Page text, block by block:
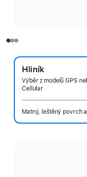
Hliník
Výběr z modelů GPS
Cellular
Matný, leštěný povrch